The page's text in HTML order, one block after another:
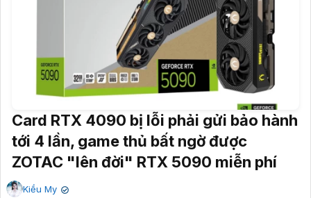
Card RTX 4090 bị lỗi phải gửi bảo hành
tới 4 lần, game thủ bất ngờ được
ZOTAC "lên đời" RTX 5090 miễn phí
Kiều My ✔